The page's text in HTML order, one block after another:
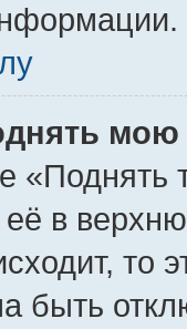
мою
«Поднять
её в
то
быть